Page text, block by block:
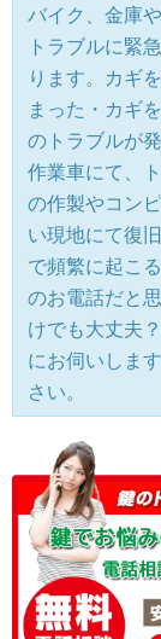
バイク、金庫
トラブルに緊
ります。カギ
まった・カギ
のトラブルが
作業車にて、
の作製やコン
い現地にて復
で頻繁に起こ
のお電話だと
けでも大丈夫
にお伺いしま
さい。